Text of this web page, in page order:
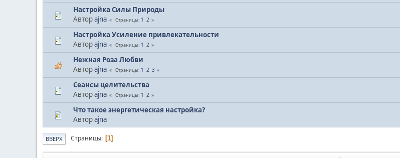
Настройка Силы Природы
Авторajna Страницы 1 2
Настройка Усиление привлекательности
Авторajna Страницы 1 2
Нежная Роза Любви
Авторajna Страницы 1 2 3
Сеансы целительства
Авторajna Страницы 1 2
Что такое энергетическая настройка?
Авторajna
ВВЕРХ Страницы 1